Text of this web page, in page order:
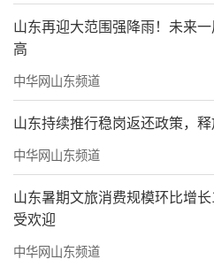
预警、AI视频巡检、停
区安防管控进行提升，
人，优化为现在36人，
设备物联，通过慧眼服
优化后，园区人工成本每
为海尚海服务集团的产
云谷获评“物业服务示
园区、省级成长型数字经
山东再迎大范围强降雨！未来
高
中华网山东频道
山东持续推行稳岗返还政策，
中华网山东频道
山东暑期文旅消费规模环比增
受欢迎
中华网山东频道